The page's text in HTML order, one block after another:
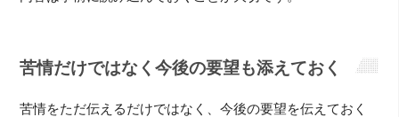
苦情だけではなく今後の要望も添えておく
苦情をただ伝えるだけではなく、今後の要望を伝えておく